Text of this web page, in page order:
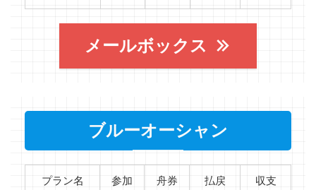
メールボックス
ブルーオーシャン
プラン名
参加
舟券
払戻 収支